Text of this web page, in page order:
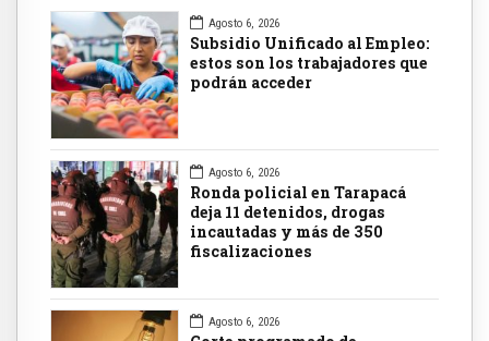
Agosto 6, 2026
Subsidio Unificado al Empleo:
estos son los trabajadores que
podrán acceder
Agosto 6, 2026
Ronda policial en Tarapacá
deja 11 detenidos, drogas
incautadas y más de 350
fiscalizaciones
Agosto 6, 2026